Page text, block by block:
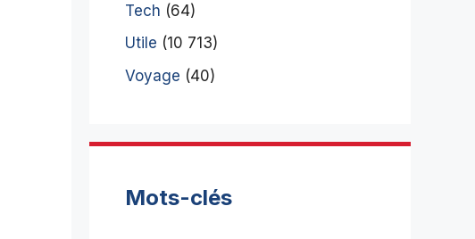
Tech (64)
Utile (10 713)
Voyage (40)
Mots-clés